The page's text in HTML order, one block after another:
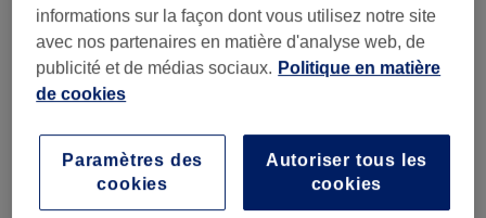
Propreté
Personnel
Filtrer les avis
informations sur la façon dont vous utilisez notre site
avec nos partenaires en matière d'analyse web, de
publicité et de médias sociaux. Politique en matière
de cookies
Autoriser tous les
cookies
Paramètres des
cookies